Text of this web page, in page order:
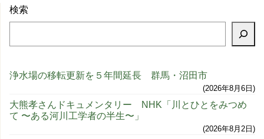
検索
浄水場の移転更新を５年間延長 群馬・沼田市
2026年8月6日
大熊孝さんドキュメンタリー NHK「川とひとをみつめ
て 〜ある河川工学者の半生〜」
2026年8月2日